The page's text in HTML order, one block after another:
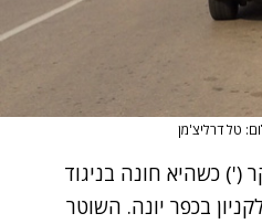
טל דרליצ'מן
(') כשהיא חונה בניגוד
בכפר יונה. השוטר